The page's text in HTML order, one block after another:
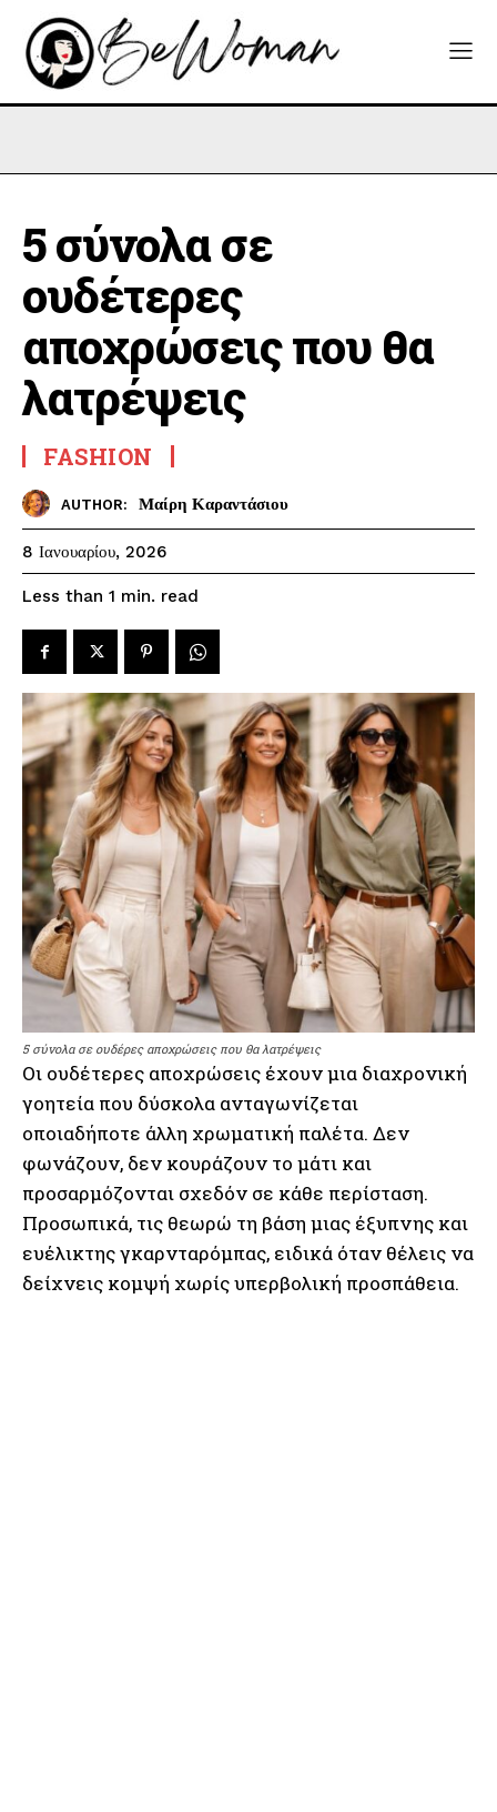
5 σύνολα σε
ουδέτερες
αποχρώσεις που θα
λατρέψεις
FASHION
AUTHOR: Μαίρη Καραντάσιου
8 Ιανουαρίου, 2026
Less than 1 min. read
5 σύνολα σε ουδέρες αποχρώσεις που θα λατρέψεις
Οι ουδέτερες αποχρώσεις έχουν μια διαχρονική
γοητεία που δύσκολα ανταγωνίζεται
οποιαδήποτε άλλη χρωματική παλέτα. Δεν
φωνάζουν, δεν κουράζουν το μάτι και
προσαρμόζονται σχεδόν σε κάθε περίσταση.
Προσωπικά, τις θεωρώ τη βάση μιας έξυπνης και
ευέλικτης γκαρνταρόμπας, ειδικά όταν θέλεις να
δείχνεις κομψή χωρίς υπερβολική προσπάθεια.